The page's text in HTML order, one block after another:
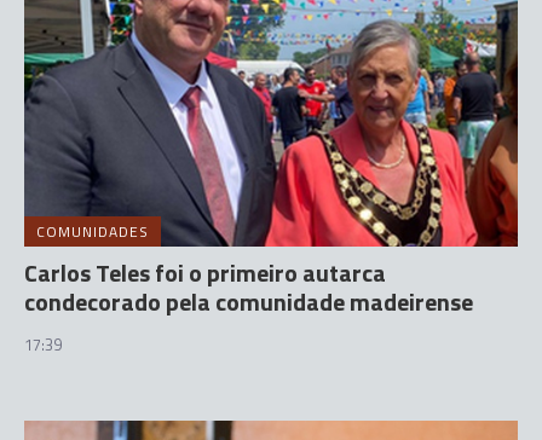
COMUNIDADES
Carlos Teles foi o primeiro autarca
condecorado pela comunidade madeirense
17:39